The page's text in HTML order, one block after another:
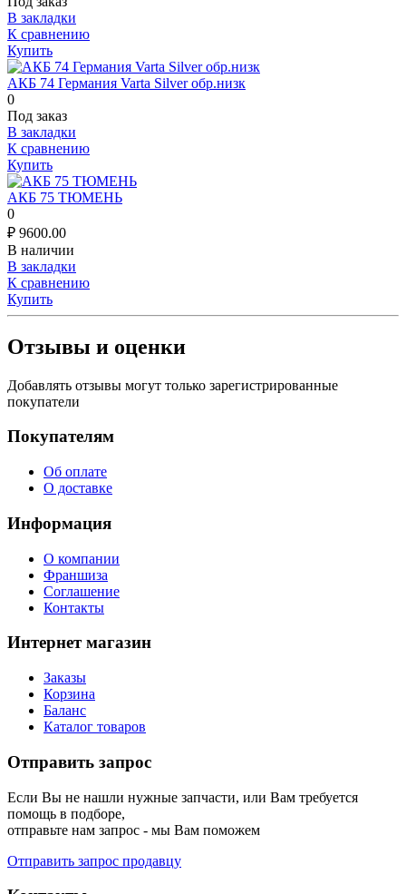
В закладки
К сравнению
Купить
АКБ 74 Германия Varta Silver обр.низк
0
Под заказ
В закладки
К сравнению
Купить
АКБ 75 ТЮМЕНЬ
0
₽ 9600.00
В наличии
В закладки
К сравнению
Купить
Отзывы и оценки
Добавлять отзывы могут только зарегистрированные
покупатели
Покупателям
Об оплате
О доставке
Информация
О компании
Франшиза
Соглашение
Контакты
Интернет магазин
Заказы
Корзина
Баланс
Каталог товаров
Отправить запрос
Если Вы не нашли нужные запчасти, или Вам требуется
помощь в подборе,
отправьте нам запрос - мы Вам поможем
Отправить запрос продавцу